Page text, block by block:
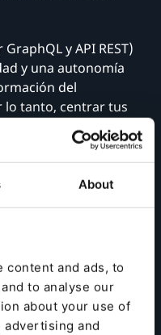
About
content and ads, to
to analyse our
about your use of
and
y API REST)
y una autonomía
del
lo tanto, centrar tus
lo que te
digital de tu sitio
del cliente. .
para aprender
mejorar tu
en línea con una